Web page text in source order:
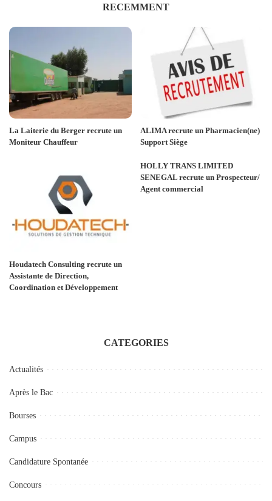
RECEMMENT
La Laiterie du Berger recrute un
Moniteur Chauffeur
ALIMA recrute un Pharmacien(ne)
Support Siège
Houdatech Consulting recrute un
Assistante de Direction,
Coordination et Développement
HOLLY TRANS LIMITED
SENEGAL recrute un Prospecteur/
Agent commercial
CATEGORIES
Actualités
Après le Bac
Bourses
Campus
Candidature Spontanée
Concours